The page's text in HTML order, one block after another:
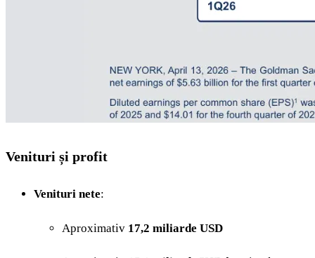
Venituri și profit
Venituri nete:
Aproximativ 17,2 miliarde USD